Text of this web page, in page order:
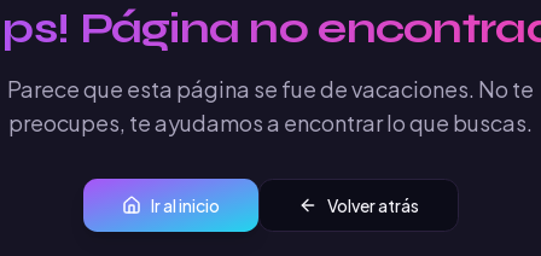
Página no
Parece que esta página se fue de vacaciones. No te
preocupes, te ayudamos a encontrar lo que buscas.
Ir al inicio Volver atrás